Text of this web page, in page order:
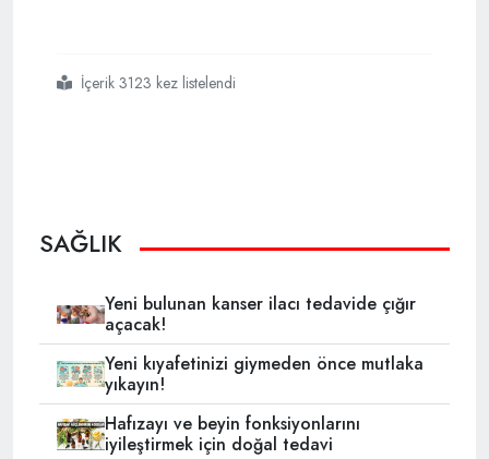
#koronavirüs
#bitmeden
#bir
#salgın
#alarmı
#daha
#geldi
#kan
#kusuyorlar
İçerik 3123 kez listelendi
SAĞLIK
Yeni bulunan kanser ilacı tedavide çığır
açacak!
Yeni kıyafetinizi giymeden önce mutlaka
yıkayın!
Hafızayı ve beyin fonksiyonlarını
iyileştirmek için doğal tedavi